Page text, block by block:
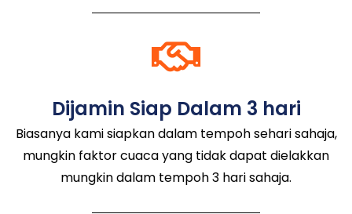
Dijamin Siap Dalam 3 hari
Biasanya kami siapkan dalam tempoh sehari sahaja,
mungkin faktor cuaca yang tidak dapat dielakkan
mungkin dalam tempoh 3 hari sahaja.